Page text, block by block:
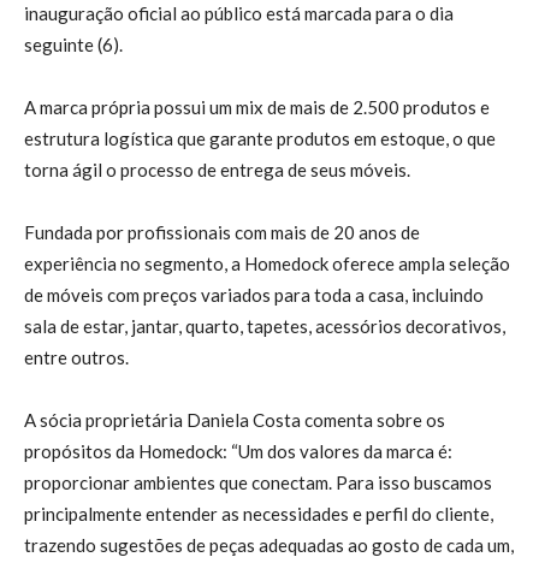
inauguração oficial ao público está marcada para o dia
seguinte (6).
A marca própria possui um mix de mais de 2.500 produtos e
estrutura logística que garante produtos em estoque, o que
torna ágil o processo de entrega de seus móveis.
Fundada por profissionais com mais de 20 anos de
experiência no segmento, a Homedock oferece ampla seleção
de móveis com preços variados para toda a casa, incluindo
sala de estar, jantar, quarto, tapetes, acessórios decorativos,
entre outros.
A sócia proprietária Daniela Costa comenta sobre os
propósitos da Homedock: “Um dos valores da marca é:
proporcionar ambientes que conectam. Para isso buscamos
principalmente entender as necessidades e perfil do cliente,
trazendo sugestões de peças adequadas ao gosto de cada um,